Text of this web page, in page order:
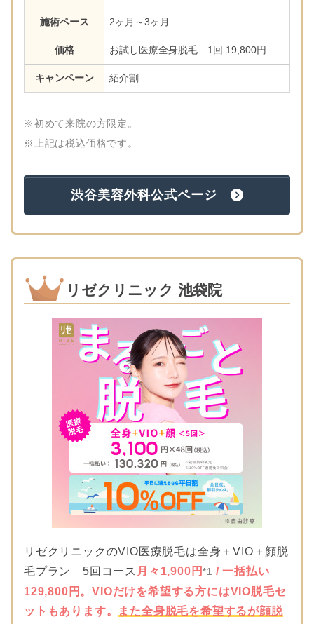
施術ペース 2ヶ月～3ヶ月
価格 お試し医療全身脱毛 1回 19,800円
キャンペーン 紹介割
※初めて来院の方限定。
※上記は税込価格です。
渋谷美容外科公式ページ
リゼクリニック 池袋院
リゼクリニックのVIO医療脱毛は全身＋VIO＋顔脱
毛プラン 5回コース 月々1,900円*1 / 一括払い
129,800円。VIOだけを希望する方にはVIO脱毛セ
ットもあります。
また全身脱毛を希望するが顔脱